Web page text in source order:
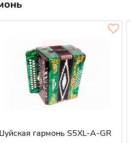
гармонь S5XL-A-GR